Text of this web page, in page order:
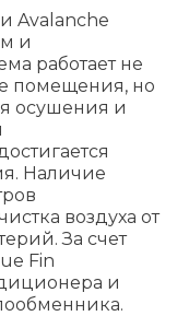
Avalanche
и
работает не
помещения, но
осушения и
Наличие
воздуха от
За счет
Fin
и